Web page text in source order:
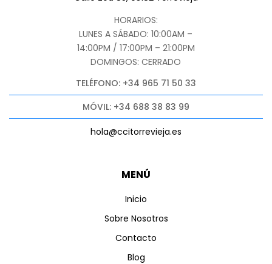
MENÚ
Inicio
Sobre Nosotros
Contacto
Blog
HORARIOS:
LUNES A SÁBADO: 10:00AM –
14:00PM / 17:00PM – 21:00PM
DOMINGOS: CERRADO
TELÉFONO: +34 965 71 50 33
MÓVIL: +34 688 38 83 99
hola@ccitorrevieja.es